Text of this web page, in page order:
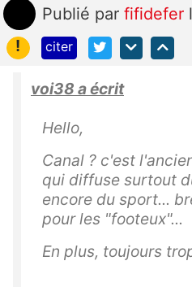
Publié par fifidefer
!
citer
voi38 a écrit
Hello,
Canal ? c'est
qui diffuse surtout
encore du sport...
pour les "footeux"...
En plus, toujours